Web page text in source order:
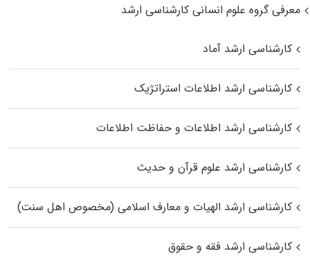
معرفی گروه علوم انسانی کارشناسی ارشد
کارشناسی ارشد آماد
کارشناسی ارشد اطلاعات استراتژیک
کارشناسی ارشد اطلاعات و حفاظت اطلاعات
کارشناسی ارشد علوم قرآن و حدیث
کارشناسی ارشد الهیات و معارف اسلامی (مخصوص اهل سنت)
کارشناسی ارشد فقه و حقوق